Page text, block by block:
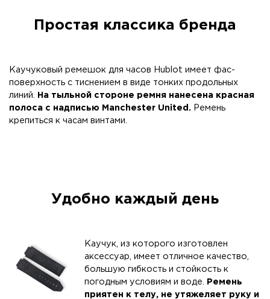
Простая классика бренда
Каучуковый ремешок для часов Hublot имеет фас-
поверхность с тиснением в виде тонких продольных
линий.
На тыльной стороне ремня нанесена красная
полоса с надписью Manchester United. Ремень
крепиться к часам винтами.
Удобно каждый день
Каучук, из которого изготовлен
аксессуар, имеет отличное качество,
большую гибкость и стойкость к
погодным условиям и воде.
Ремень
приятен к телу, не утяжеляет руку и